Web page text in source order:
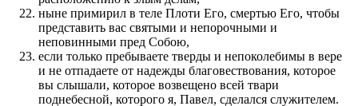
ныне примирил в теле Плоти Его, смертью Его, чтобы
представить вас святыми и непорочными и
неповинными пред Собою,
если только пребываете тверды и непоколебимы в вере
и не отпадаете от надежды благовествования, которое
вы слышали, которое возвещено всей твари
поднебесной, которого я, Павел, сделался служителем.